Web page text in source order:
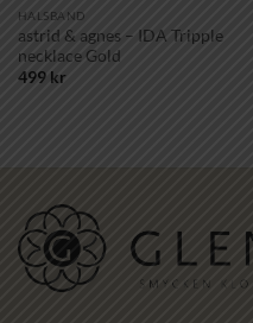
HALSBAND
astrid & agnes – IDA Tripple
necklace Gold
499 kr